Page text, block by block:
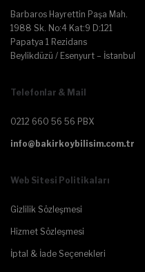
Barbaros Hayrettin Paşa Mah.
1988 Sk. No:4 Kat:9 D:121
Papatya 1 Rezidans
Beylikdüzü / Esenyurt – İstanbul
Telefonlar & Mail
0212 660 56 56 PBX
info@bakirkoybilisim.com.tr
Web Sitesi Politikaları
Gizlilik Sözleşmesi
Hizmet Sözleşmesi
İptal & İade Seçenekleri